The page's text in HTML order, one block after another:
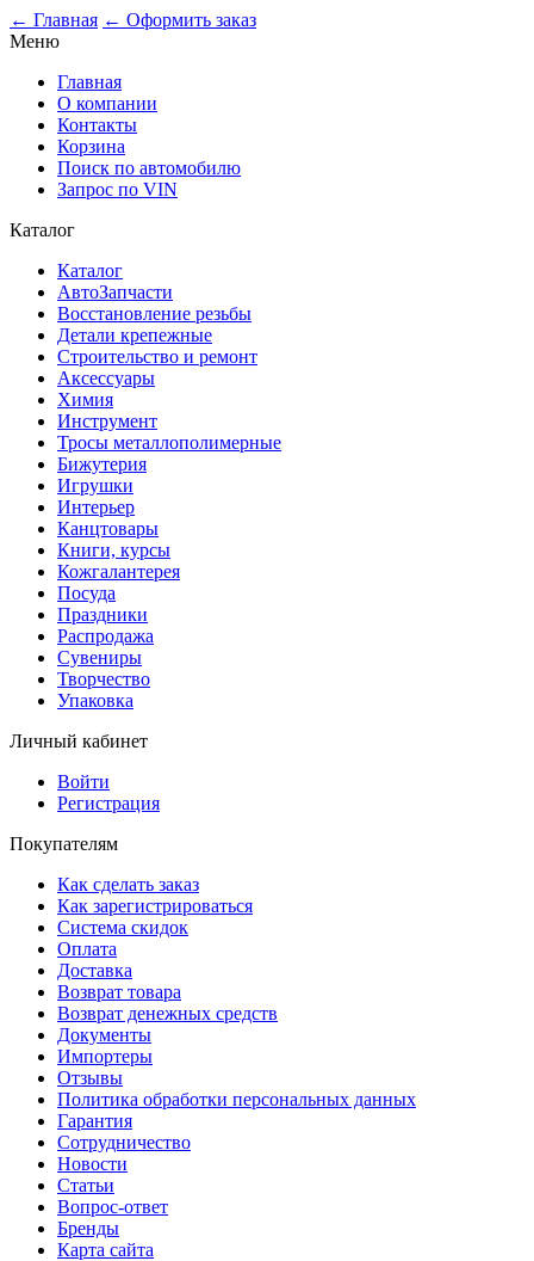
← Главная ← Оформить заказ
Меню
Главная
О компании
Контакты
Корзина
Поиск по автомобилю
Запрос по VIN
Каталог
Каталог
АвтоЗапчасти
Восстановление резьбы
Детали крепежные
Строительство и ремонт
Аксессуары
Химия
Инструмент
Тросы металлополимерные
Бижутерия
Игрушки
Интерьер
Канцтовары
Книги, курсы
Кожгалантерея
Посуда
Праздники
Распродажа
Сувениры
Творчество
Упаковка
Личный кабинет
Войти
Регистрация
Покупателям
Как сделать заказ
Как зарегистрироваться
Система скидок
Оплата
Доставка
Возврат товара
Возврат денежных средств
Документы
Импортеры
Отзывы
Политика обработки персональных данных
Гарантия
Сотрудничество
Новости
Статьи
Вопрос-ответ
Бренды
Карта сайта